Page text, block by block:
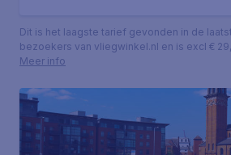
Dit is het laagste tarief gevonden in de
bezoekers van vliegwinkel.nl en is excl €
Meer info